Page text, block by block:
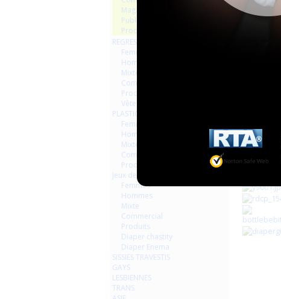
Magazines Livres
Publicités
Produits
REGRESSION AGEPLAYER
Femmes
Hommes
Mixte
Commercial
Produits
Vêtements
PLASTIQUE LATEX
Femmes
Hommes
Mixte
Commercial
Produits
Jeux de contraintes
Femmes
Hommes
Mixte
Commercial
Produits
Diaper chastity
Diaper Enema
SISSIES TRAVESTIS
GAYS
LESBIENNES
TRANS